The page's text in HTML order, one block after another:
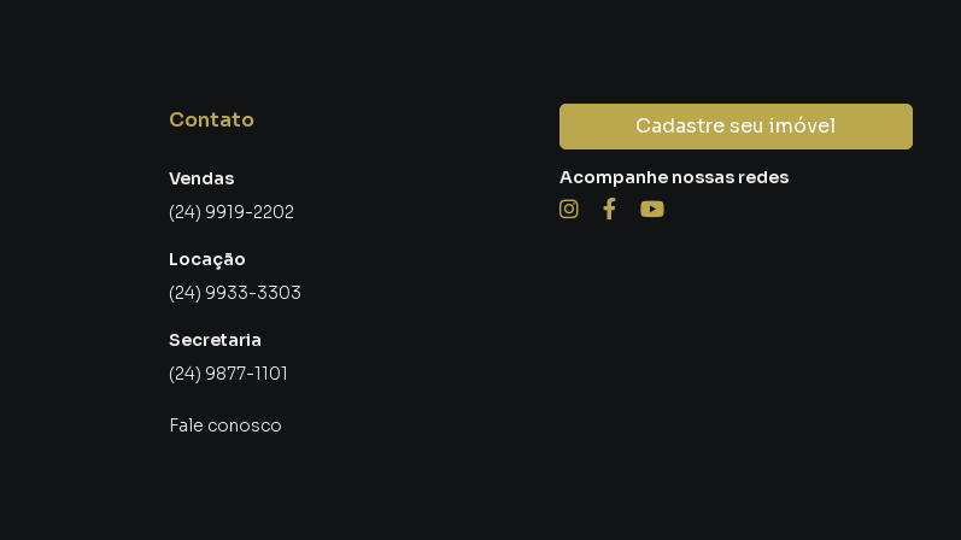
as comodidades que ele oferece,
é praticamente garantida, e você
sólido e duradouro.
com novas construções e
na região estão cada vez mais
oportunidade para garantir um
Contato
Vendas
(24) 9919-2202
Locação
(24) 9933-3303
Secretaria
(24) 9877-1101
Fale conosco
Cadastre seu imóvel
Acompanhe nossas redes